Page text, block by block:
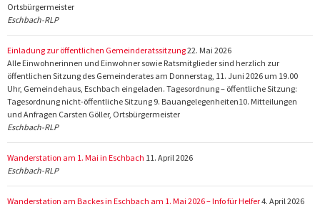
Ortsbürgermeister
Eschbach-RLP
Einladung zur öffentlichen Gemeinderatssitzung22. Mai 2026
Alle Einwohnerinnen und Einwohner sowie Ratsmitglieder sind herzlich zur
öffentlichen Sitzung des Gemeinderates am Donnerstag, 11. Juni 2026 um 19.00
Uhr, Gemeindehaus, Eschbach eingeladen. Tagesordnung – öffentliche Sitzung:
Tagesordnung nicht-öffentliche Sitzung 9. Bauangelegenheiten10. Mitteilungen
und Anfragen Carsten Göller, Ortsbürgermeister
Eschbach-RLP
Wanderstation am 1. Mai in Eschbach 11. April 2026
Eschbach-RLP
Wanderstation am Backes in Eschbach am 1. Mai 2026 – Info für Helfer4. April 2026